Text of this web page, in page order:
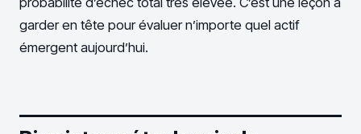
garder en tête pour évaluer n’importe quel actif
émergent aujourd’hui.